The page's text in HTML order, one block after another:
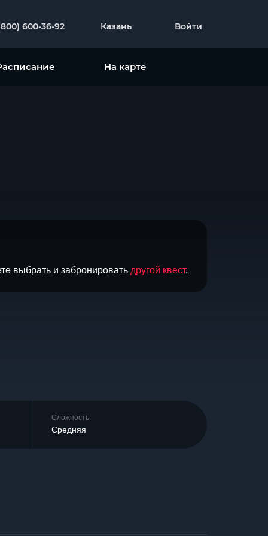
600-36-92 Казань Войти
На карте
выбрать и забронировать другой квест.
Сложность
Средняя